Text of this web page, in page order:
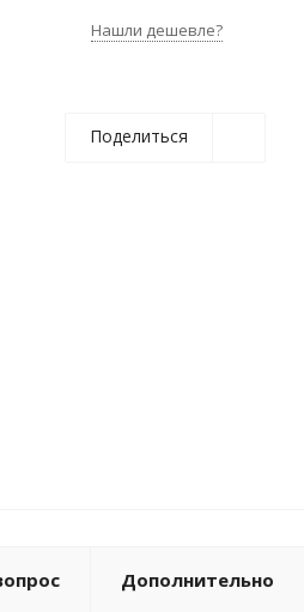
Нашли дешевле?
Поделиться
Дополнительно